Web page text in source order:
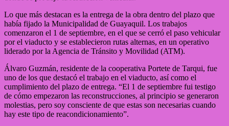
Lo que más destacan es la entrega de la obra dentro del plazo que
había fijado la Municipalidad de Guayaquil. Los trabajos
comenzaron el 1 de septiembre, en el que se cerró el paso vehicular
por el viaducto y se establecieron rutas alternas, en un operativo
liderado por la Agencia de Tránsito y Movilidad (ATM).
Álvaro Guzmán, residente de la cooperativa Portete de Tarqui, fue
uno de los que destacó el trabajo en el viaducto, así como el
cumplimiento del plazo de entrega. “El 1 de septiembre fui testigo
de cómo empezaron las reconstrucciones, al principio se generaron
molestias, pero soy consciente de que estas son necesarias cuando
hay este tipo de reacondicionamiento”.